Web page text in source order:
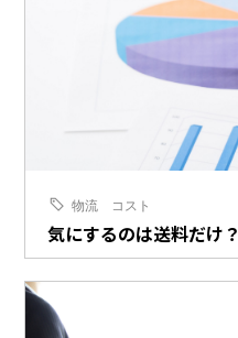
物流 コスト
気にするのは送料だけ？